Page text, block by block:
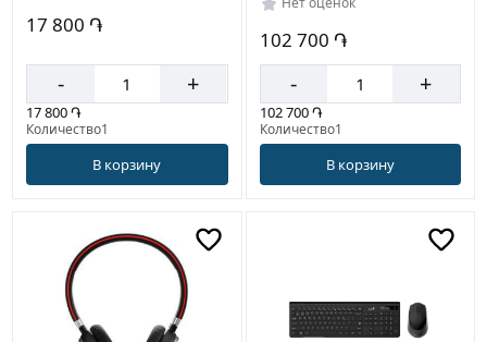
17 800 ֏
- +
17 800 ֏
Количество1
В корзину
102 700 ֏
- +
102 700 ֏
Количество1
В корзину